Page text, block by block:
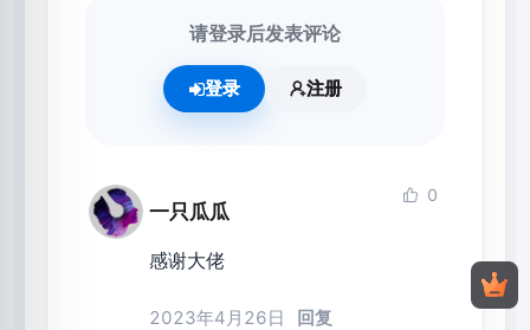
请登录后发表评论
登录 注册
一只瓜瓜
0
感谢大佬
2023年4月26日 回复